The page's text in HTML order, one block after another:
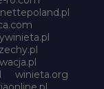
winieta.org